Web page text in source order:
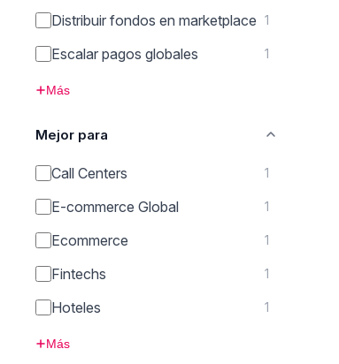
Distribuir fondos en marketplace 1
Escalar pagos globales 1
Más
Mejor para
Call Centers 1
E-commerce Global 1
Ecommerce 1
Fintechs 1
Hoteles 1
Más